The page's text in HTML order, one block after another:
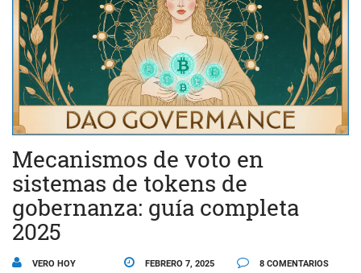
Mecanismos de voto en
sistemas de tokens de
gobernanza: guía completa
2025
VERO HOY FEBRERO 7, 2025 8 COMENTARIOS